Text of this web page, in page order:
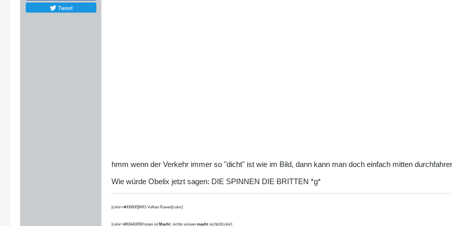
Tweet
hmm wenn der Verkehr immer so "dicht" ist wie im Bild, dann kann man doch einfach mitten
Wie würde Obelix jetzt sagen: DIE SPINNEN DIE BRITTEN *g*
[color=#006600]MfG Vulkan Raven[/color]
[color=#00AA00]Wissen ist Macht, nichts wissen macht nichts![/color]